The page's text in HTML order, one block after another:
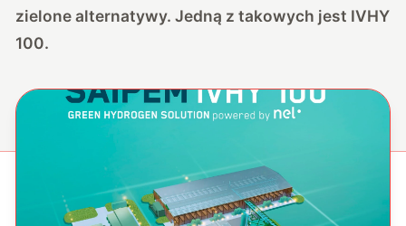
zielone alternatywy. Jedną z takowych jest IVHY
100.